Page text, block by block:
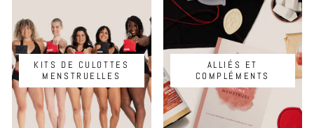
KITS DE CULOTTES
MENSTRUELLES
ALLIÉS ET
COMPLÉMENTS